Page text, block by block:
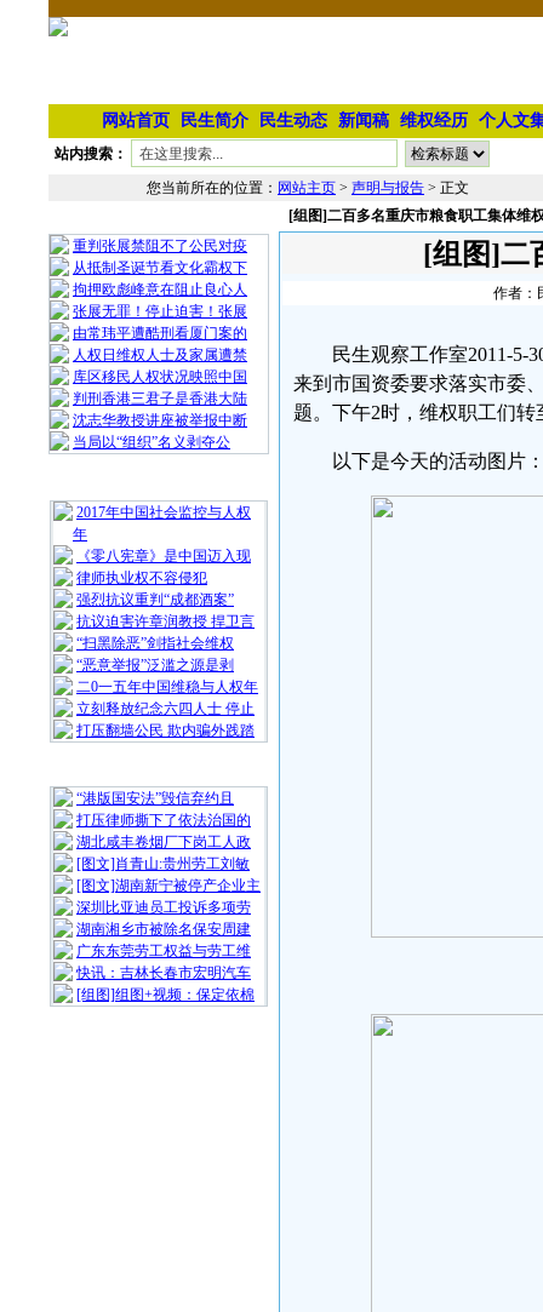
网站首页 民生简介 民生动态 新闻稿 维权经历 个人文
站内搜索：
您当前所在的位置： 网站主页 > 声明与报告 > 正文
重判张展禁阻不了公民对疫
从抵制圣诞节看文化霸权下
拘押欧彪峰意在阻止良心人
张展无罪！停止迫害！张展
由常玮平遭酷刑看厦门案的
人权日维权人士及家属遭禁
库区移民人权状况映照中国
判刑香港三君子是香港大陆
沈志华教授讲座被举报中断
当局以“组织”名义剥夺公
2017年中国社会监控与人权
年
《零八宪章》是中国迈入现
律师执业权不容侵犯
强烈抗议重判“成都酒案”
抗议迫害许章润教授 捍卫言
“扫黑除恶”剑指社会维权
“恶意举报”泛滥之源是剥
二0一五年中国维稳与人权年
立刻释放纪念六四人士 停止
打压翻墙公民 欺内骗外践踏
“港版国安法”毁信弃约且
打压律师撕下了依法治国的
湖北咸丰卷烟厂下岗工人政
[图文]肖青山:贵州劳工刘敏
[图文]湖南新宁被停产企业主
深圳比亚迪员工投诉多项劳
湖南湘乡市被除名保安周建
广东东莞劳工权益与劳工维
快讯：吉林长春市宏明汽车
[组图]组图+视频：保定依棉
[组图]二百多名重庆市粮食职工集体维
[组图]二
作者：
民生观察工作室2011-5-
来到市国资委要求落实市委
题。下午2时，维权职工们
以下是今天的活动图片